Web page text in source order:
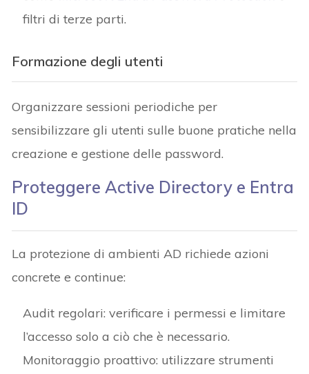
filtri di terze parti.
Formazione degli utenti
Organizzare sessioni periodiche per
sensibilizzare gli utenti sulle buone pratiche nella
creazione e gestione delle password.
Proteggere Active Directory e Entra
ID
La protezione di ambienti AD richiede azioni
concrete e continue:
Audit regolari: verificare i permessi e limitare
l’accesso solo a ciò che è necessario.
Monitoraggio proattivo: utilizzare strumenti